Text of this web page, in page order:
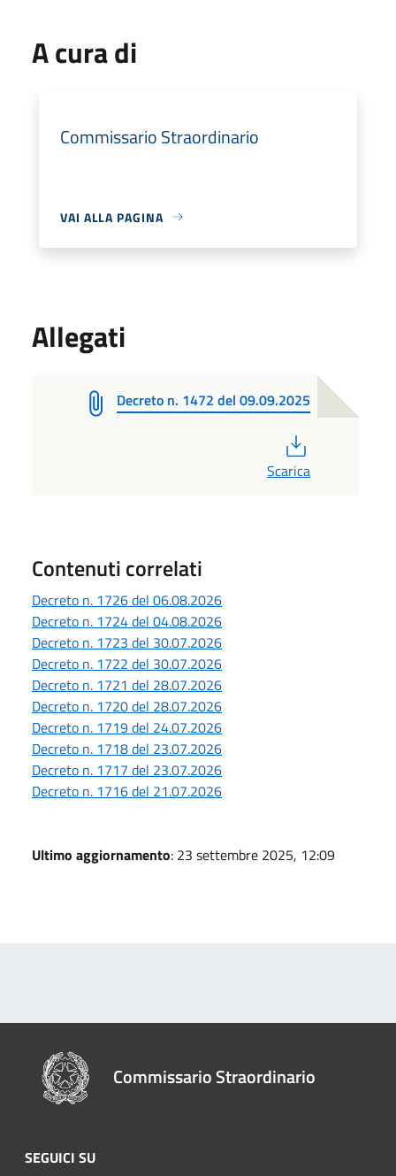
A cura di
Commissario Straordinario
VAI ALLA PAGINA
Allegati
Decreto n. 1472 del 09.09.2025
Scarica
Contenuti correlati
Decreto n. 1726 del 06.08.2026
Decreto n. 1724 del 04.08.2026
Decreto n. 1723 del 30.07.2026
Decreto n. 1722 del 30.07.2026
Decreto n. 1721 del 28.07.2026
Decreto n. 1720 del 28.07.2026
Decreto n. 1719 del 24.07.2026
Decreto n. 1718 del 23.07.2026
Decreto n. 1717 del 23.07.2026
Decreto n. 1716 del 21.07.2026
Ultimo aggiornamento: 23 settembre 2025, 12:09
Commissario Straordinario
SEGUICI SU